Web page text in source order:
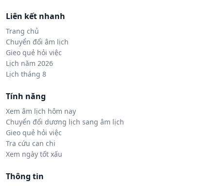
Liên kết nhanh
Trang chủ
Chuyển đổi âm lịch
Gieo quẻ hỏi việc
Lịch năm 2026
Lịch tháng 8
Tính năng
Xem âm lịch hôm nay
Chuyển đổi dương lịch sang âm lịch
Gieo quẻ hỏi việc
Tra cứu can chi
Xem ngày tốt xấu
Thông tin